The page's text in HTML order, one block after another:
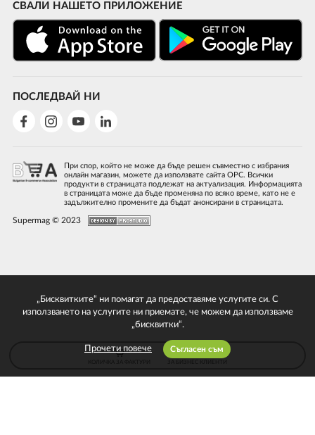
СВАЛИ НАШЕТО ПРИЛОЖЕНИЕ
ПОСЛЕДВАЙ НИ
При спор, който не може да бъде решен съвместно с избрания
онлайн магазин, можете да използвате сайта ОРС. Всички
продукти в страницата подлежат на актуализация. Информацията
в страницата може да бъде променяна по всяко време, като не е
задължително промените да бъдат анонсирани в страницата.
Supermag © 2023
„Бисквитките“ ни помагат да предоставяме услугите си. С
използването на услугите ни приемате, че можем да използваме
„бисквитки“.
Прочети повече Съгласен съм